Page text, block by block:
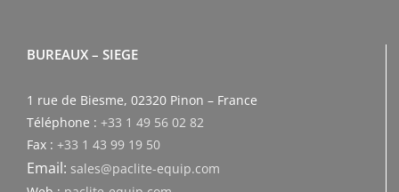
BUREAUX – SIEGE
1 rue de Biesme, 02320 Pinon – France
Téléphone : +33 1 49 56 02 82
Fax : +33 1 43 99 19 50
Email: sales@paclite-equip.com